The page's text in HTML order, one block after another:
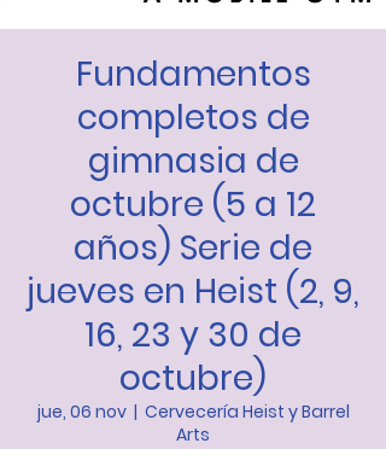
Fundamentos
completos de
gimnasia de
octubre (5 a 12
años) Serie de
jueves en Heist (2, 9,
16, 23 y 30 de
octubre)
jue, 06 nov
  |
Cervecería Heist y Barrel
Arts